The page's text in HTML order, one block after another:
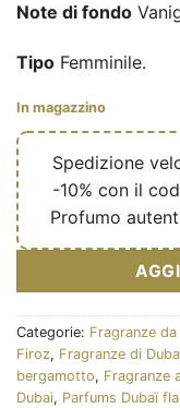
Note di fondo
Tipo Femminile.
In magazzino
Spedizione
-10% con il
Profumo
Categorie: Fragranze
Firoz, Fragranze di
bergamotto, Fragranze
Dubai, Parfums Dubaï